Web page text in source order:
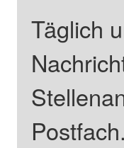
Täglich
Postfach.